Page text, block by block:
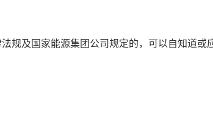
规及国家能源集团公司规定的，可以自知道或